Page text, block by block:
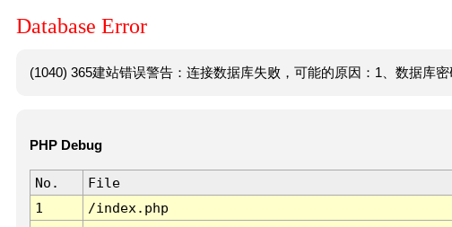
Database Error
(1040) 365建站错误警告：连接数据库失败，可能的原因：1、数据库密
PHP Debug
No. File
1
/index.php